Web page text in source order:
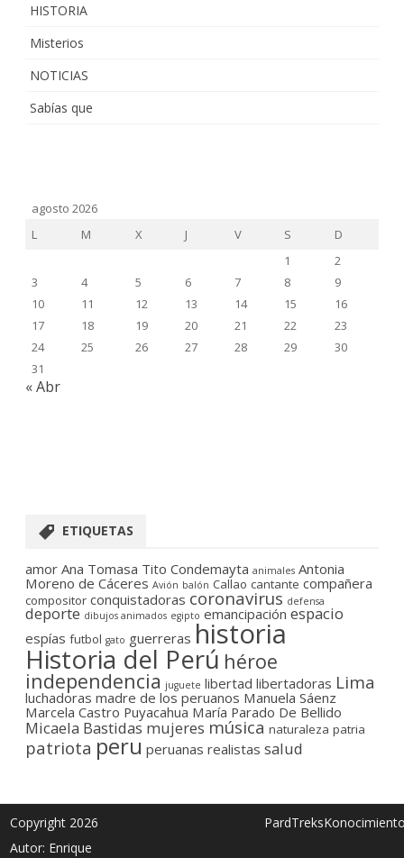
HISTORIA
Misterios
NOTICIAS
Sabías que
agosto 2026
L
M X J V S
D
1
2
3
4 5 6 7 8
9
10
11 12 13 14 15
16
17
18 19 20 21 22
23
24
25 26 27 28 29
30
31
« Abr
ETIQUETAS
amor Ana Tomasa Tito Condemayta animales Antonia
Moreno de Cáceres Avión balón Callao cantante compañera
compositor conquistadoras coronavirus defensa
deporte dibujos animados egipto emancipación espacio
espías futbol gato guerreras historia
Historia del Perú héroe
independencia juguete libertad libertadoras Lima
luchadoras madre de los peruanos Manuela Sáenz
Marcela Castro Puyacahua María Parado De Bellido
Micaela Bastidas mujeres música naturaleza patria
patriota peru peruanas realistas salud
Copyright 2026
Autor: Enrique